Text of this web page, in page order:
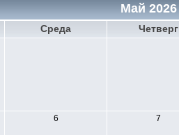
Май 2026
Среда Четверг
6 7